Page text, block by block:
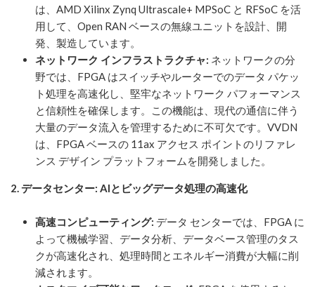
は、AMD Xilinx Zynq Ultrascale+ MPSoC と RFSoC を活
用して、Open RAN ベースの無線ユニットを設計、開
発、製造しています。
ネットワーク インフラストラクチャ: ネットワークの分
野では、FPGA はスイッチやルーターでのデータ パケッ
ト処理を高速化し、堅牢なネットワーク パフォーマンス
と信頼性を確保します。この機能は、現代の通信に伴う
大量のデータ流入を管理するために不可欠です。VVDN
は、FPGA ベースの 11ax アクセス ポイントのリファレ
ンス デザイン プラットフォームを開発しました。
2.データセンター: AIとビッグデータ処理の高速化
高速コンピューティング: データ センターでは、FPGA に
よって機械学習、データ分析、データベース管理のタス
クが高速化され、処理時間とエネルギー消費が大幅に削
減されます。